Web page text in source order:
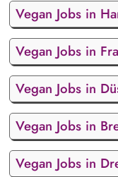
Vegan Jobs in
Vegan Jobs in
Vegan Jobs in
Vegan Jobs in
Vegan Jobs in